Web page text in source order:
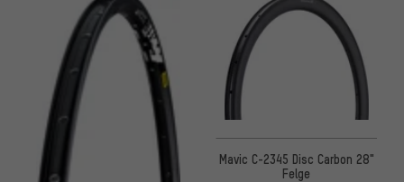
Mavic C-2345 Disc Carbon 28"
Felge